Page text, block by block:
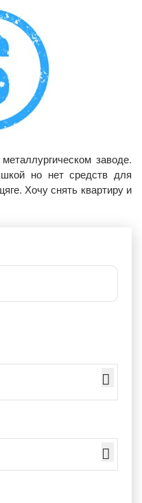
заводе.
но нет средств для
Хочу снять квартиру и